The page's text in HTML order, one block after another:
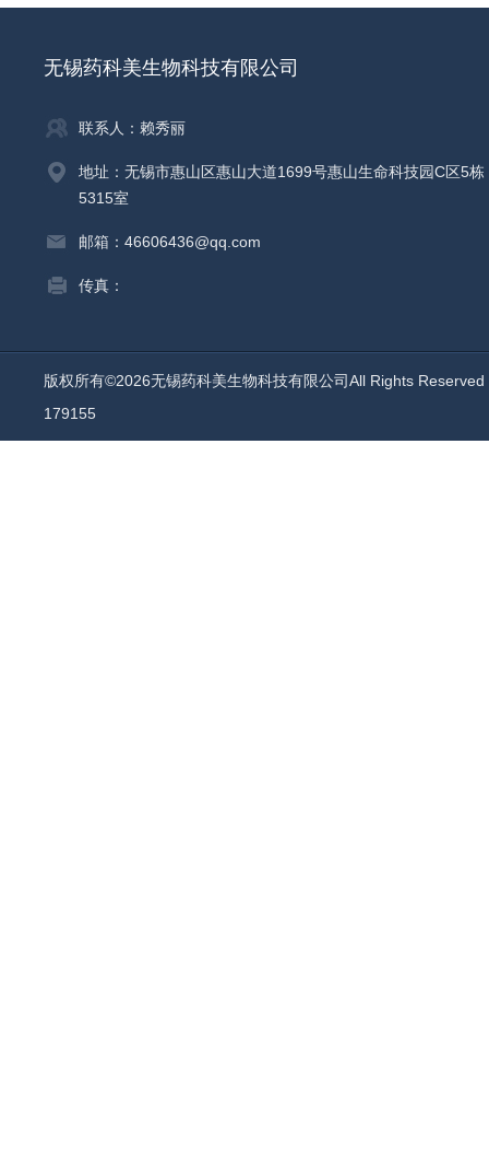
无锡药科美生物科技有限公司
联系人：赖秀丽
地址：无锡市惠山区惠山大道1699号惠山生命科技园C区5栋
5315室
邮箱：46606436@qq.com
传真：
版权所有©2026无锡药科美生物科技有限公司All Rights
179155